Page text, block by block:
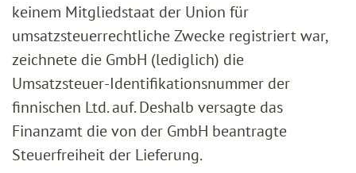
keinem Mitgliedstaat der Union für
umsatzsteuerrechtliche Zwecke registriert war,
zeichnete die GmbH (lediglich) die
Umsatzsteuer-Identifikationsnummer der
finnischen Ltd. auf. Deshalb versagte das
Finanzamt die von der GmbH beantragte
Steuerfreiheit der Lieferung.